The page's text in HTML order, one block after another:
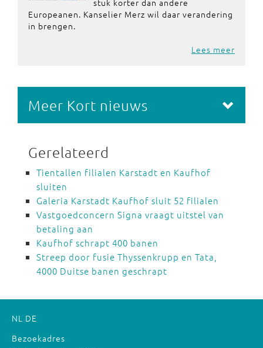
stuk korter dan andere
Europeanen. Kanselier Merz wil daar verandering
in brengen.
Lees meer
Meer Kort nieuws
Gerelateerd
Tientallen filialen Karstadt en Kaufhof
sluiten
Galeria Karstadt Kaufhof sluit 52 filialen
Vastgoedconcern Signa vraagt uitstel van
betaling aan
Kaufhof schrapt 400 banen
Streep door fusie Thyssenkrupp en Tata,
4000 Duitse banen geschrapt
NL DE
Bezoekadres